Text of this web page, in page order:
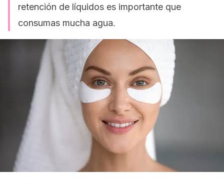
retención de líquidos es importante que
consumas mucha agua.